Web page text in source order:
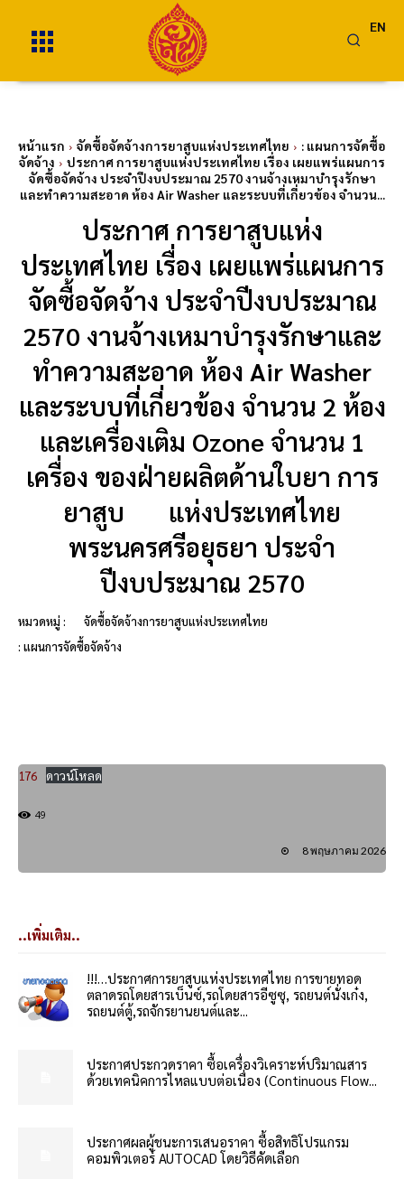
EN
หน้าแรก จัดซื้อจัดจ้างการยาสูบแห่งประเทศไทย
: แผนการจัดซื้อ
จัดจ้าง
ประกาศ การยาสูบแห่งประเทศไทย เรื่อง เผยแพร่แผนการ
จัดซื้อจัดจ้าง ประจำปีงบประมาณ 2570 งานจ้างเหมาบำรุงรักษา
และทำความสะอาด ห้อง Air Washer และระบบที่เกี่ยวข้อง จำนวน...
ประกาศ การยาสูบแห่ง
ประเทศไทย เรื่อง เผยแพร่แผนการ
จัดซื้อจัดจ้าง ประจำปีงบประมาณ
2570 งานจ้างเหมาบำรุงรักษาและ
ทำความสะอาด ห้อง Air Washer
และระบบที่เกี่ยวข้อง จำนวน 2 ห้อง
และเครื่องเติม Ozone จำนวน 1
เครื่อง ของฝ่ายผลิตด้านใบยา การ
ยาสูบ แห่งประเทศไทย
พระนครศรีอยุธยา ประจำ
ปีงบประมาณ 2570
หมวดหมู่ :
จัดซื้อจัดจ้างการยาสูบแห่งประเทศไทย
: แผนการจัดซื้อจัดจ้าง
176 ดาวน์โหลด
49
8 พฤษภาคม 2026
..เพิ่มเติม..
!!!…ประกาศการยาสูบแห่งประเทศไทย การขายทอด
ตลาดรถโดยสารเบ็นซ์,รถโดยสารอีซูซุ, รถยนต์นั่งเก๋ง,
รถยนต์ตู้,รถจักรยานยนต์และ...
ประกาศประกวดราคา ซื้อเครื่องวิเคราะห์ปริมาณสาร
ด้วยเทคนิคการไหลแบบต่อเนื่อง (Continuous Flow...
ประกาศผลผู้ชนะการเสนอราคา ซื้อสิทธิโปรแกรม
คอมพิวเตอร์ AUTOCAD โดยวิธีคัดเลือก